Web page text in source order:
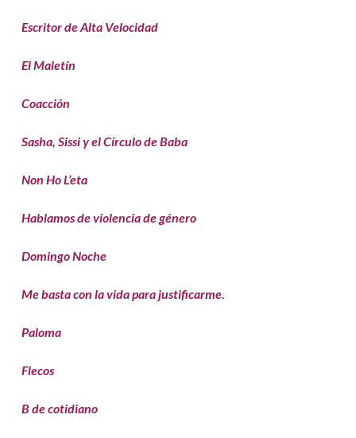
Escritor de Alta Velocidad
El Maletín
Coacción
Sasha, Sissi y el Círculo de Baba
Non Ho L’eta
Hablamos de violencia de género
Domingo Noche
Me basta con la vida para justificarme.
Paloma
Flecos
B de cotidiano